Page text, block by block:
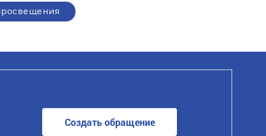
Создать обращение